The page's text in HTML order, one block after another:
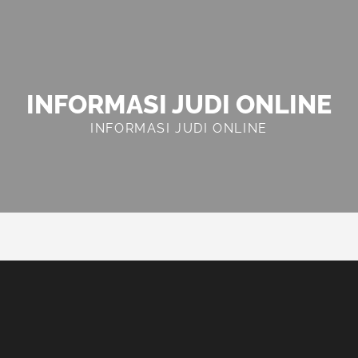
INFORMASI JUDI ONLINE
INFORMASI JUDI ONLINE